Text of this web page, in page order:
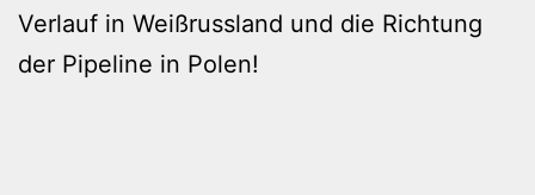
Verlauf in Weißrussland und die Richtung
der Pipeline in Polen!